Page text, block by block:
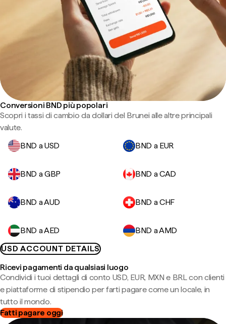
Conversioni BND più popolari
Scopri i tassi di cambio da dollari del Brunei alle altre principali
valute.
BND a USD
BND a EUR
BND a GBP BND a CAD
BND a AUD BND a CHF
BND a AED
BND a AMD
USD ACCOUNT DETAILS
Ricevi pagamenti da qualsiasi luogo
Condividi i tuoi dettagli di conto USD, EUR, MXN e BRL con clienti
e piattaforme di stipendio per farti pagare come un locale, in
tutto il mondo.
Fatti pagare oggi